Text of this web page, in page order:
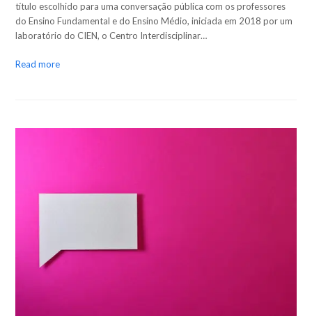
título escolhido para uma conversação pública com os professores
do Ensino Fundamental e do Ensino Médio, iniciada em 2018 por um
laboratório do CIEN, o Centro Interdisciplinar…
Read more